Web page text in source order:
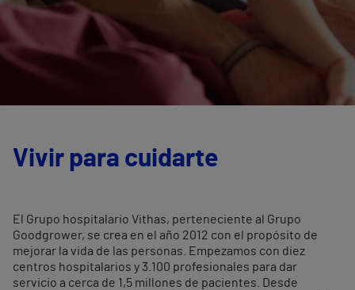
Vivir para cuidarte
El Grupo hospitalario Vithas, perteneciente al Grupo
Goodgrower, se crea en el año 2012 con el propósito de
mejorar la vida de las personas. Empezamos con diez
centros hospitalarios y 3.100 profesionales para dar
servicio a cerca de 1,5 millones de pacientes. Desde